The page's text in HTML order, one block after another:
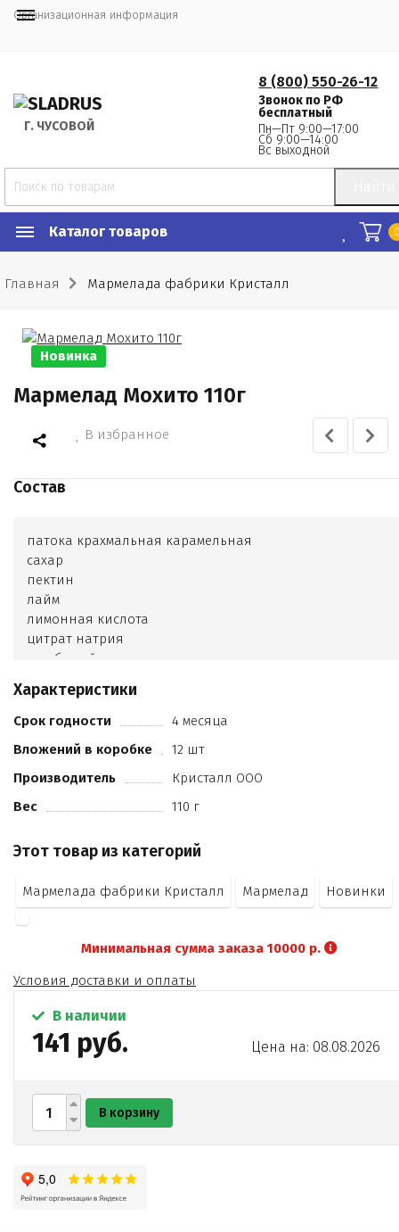
Организационная информация
Г. ЧУСОВОЙ
8 (800) 550-26-12
Звонок по РФ
бесплатный
Пн—Пт 9:00—17:00
Сб 9:00—14:00
Вс выходной
Каталог товаров
Главная Мармелада фабрики Кристалл
Новинка
Мармелад Мохито 110г
В избранное
Состав
патока крахмальная карамельная
сахар
пектин
лайм
лимонная кислота
цитрат натрия
ром белый
ароматизатор ром
Характеристики
Срок годности
4 месяца
Вложений в коробке
12 шт
Производитель
Кристалл ООО
Вес
110 г
Этот товар из категорий
Мармелада фабрики Кристалл Мармелад Новинки
Минимальная сумма заказа 10000 р.
Условия доставки и оплаты
В наличии
141 руб. Цена на: 08.08.2026
В корзину